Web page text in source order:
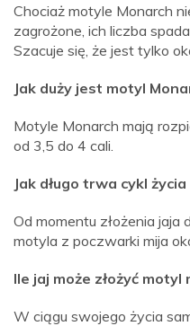
Chociaż motyle Monarch
zagrożone, ich liczba
Szacuje się, że jest tylko
Jak duży jest motyl
Motyle Monarch mają
od 3,5 do 4 cali.
Jak długo trwa cykl
Od momentu złożenia jaja
motyla z poczwarki mija
Ile jaj może złożyć motyl
W ciągu swojego życia